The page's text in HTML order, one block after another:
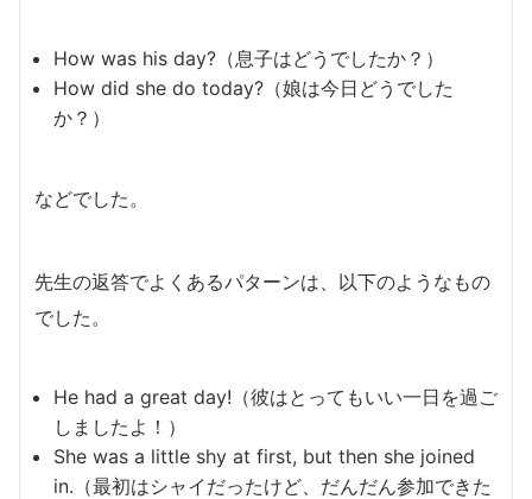
How was his day?（息子はどうでしたか？）
How did she do today?（娘は今日どうでした
か？）
などでした。
先生の返答でよくあるパターンは、以下のようなもの
でした。
He had a great day!（彼はとってもいい一日を過ご
しましたよ！）
She was a little shy at first, but then she joined
in.（最初はシャイだったけど、だんだん参加できた